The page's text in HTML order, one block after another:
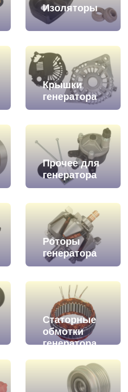
Изоляторы
Крышки
генератора
Прочее для
генератора
Роторы
генератора
Статорные
обмотки
генератора